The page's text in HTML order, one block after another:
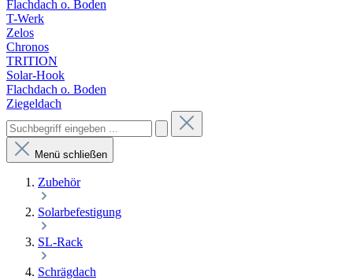
Flachdach o. Boden
T-Werk
Zelos
Chronos
TRITION
Solar-Hook
Flachdach o. Boden
Ziegeldach
Menü schließen
Zubehör
Solarbefestigung
SL-Rack
Schrägdach